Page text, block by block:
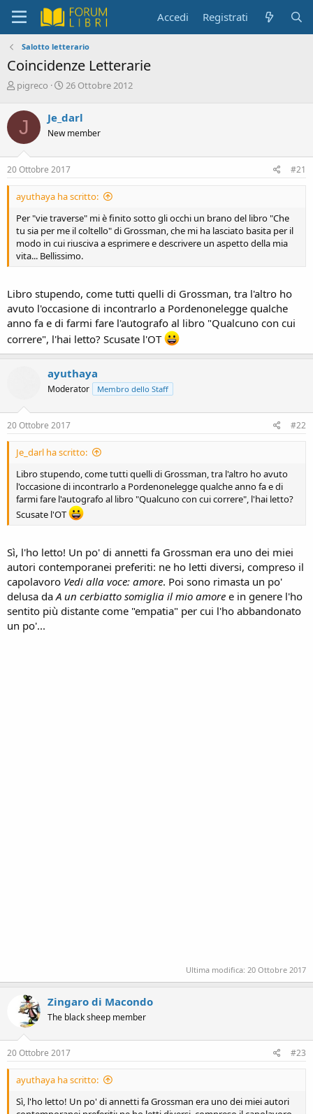
Accedi Registrati
Salotto letterario
Coincidenze Letterarie
C
e
t
o
r
e
i
c
u
s
s
n
e
pigreco
D
a
d
i
n
z
o
26 Ottobre 2012
J Je_darl
New member
20 Ottobre 2017 #21
ayuthaya ha scritto:
Per "vie traverse" mi è finito sotto gli occhi un brano del libro "Che
tu sia per me il coltello" di Grossman, che mi ha lasciato basita per il
modo in cui riusciva a esprimere e descrivere un aspetto della mia
vita... Bellissimo.
Libro stupendo, come tutti quelli di Grossman, tra l'altro ho
avuto l'occasione di incontrarlo a Pordenonelegge qualche
anno fa e di farmi fare l'autografo al libro "Qualcuno con cui
correre", l'hai letto? Scusate l'OT
ayuthaya
Moderator Membro dello Staff
20 Ottobre 2017 #22
Je_darl ha scritto:
Libro stupendo, come tutti quelli di Grossman, tra l'altro ho avuto
l'occasione di incontrarlo a Pordenonelegge qualche anno fa e di
farmi fare l'autografo al libro "Qualcuno con cui correre", l'hai letto?
Scusate l'OT
Sì, l'ho letto! Un po' di annetti fa Grossman era uno dei miei
autori contemporanei preferiti: ne ho letti diversi, compreso il
capolavoro Vedi alla voce: amore. Poi sono rimasta un po'
delusa daA un cerbiatto somiglia il mio amore e in genere l'ho
sentito più distante come "empatia" per cui l'ho abbandonato
un po'...
Ultima modifica: 20 Ottobre 2017
Zingaro di Macondo
The black sheep member
20 Ottobre 2017 #23
ayuthaya ha scritto:
Sì, l'ho letto! Un po' di annetti fa Grossman era uno dei miei autori